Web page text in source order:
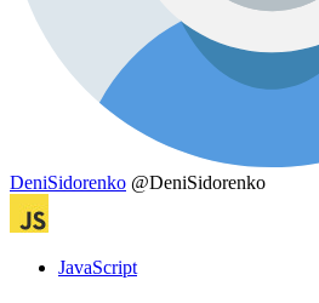
DeniSidorenko @DeniSidorenko
JavaScript